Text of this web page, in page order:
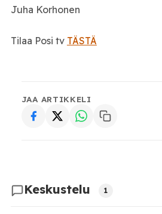
Juha Korhonen
Tilaa Posi tv TÄSTÄ
JAA ARTIKKELI
Keskustelu 1